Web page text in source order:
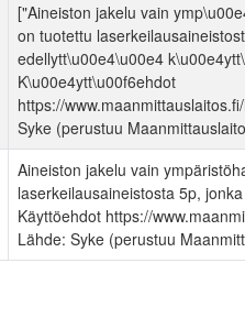
["Aineiston jakelu vain
on tuotettu
edellytt\u00e4\u00e4
K\u00e4ytt\u00f6ehdot
https://
Syke (perustuu
Aineiston jakelu vain
laserkeilausaineistosta 5p,
Käyttöehdot https://
Lähde: Syke (perustuu